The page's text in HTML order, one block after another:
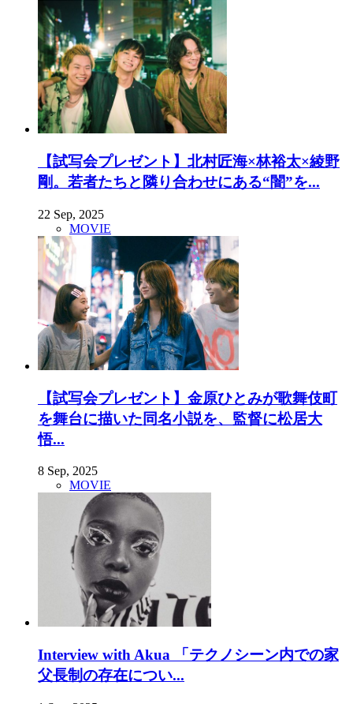
【試写会プレゼント】北村匠海×林裕太×綾野
剛。若者たちと隣り合わせにある“闇”を...
22 Sep, 2025
MOVIE
【試写会プレゼント】金原ひとみが歌舞伎町
を舞台に描いた同名小説を、監督に松居大
悟...
8 Sep, 2025
MOVIE
Interview with Akua 「テクノシーン内での家
父長制の存在につい...